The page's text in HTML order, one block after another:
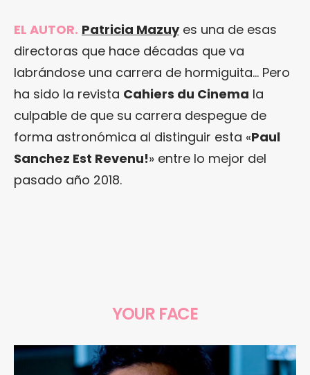
EL AUTOR. Patricia Mazuyes una de esas
directoras que hace décadas que va
labrándose una carrera de hormiguita… Pero
ha sido la revista Cahiers du Cinema la
culpable de que su carrera despegue de
forma astronómica al distinguir esta «Paul
Sanchez Est Revenu!» entre lo mejor del
pasado año 2018.
YOUR FACE